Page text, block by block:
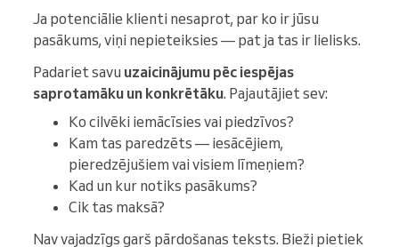
Ja potenciālie klienti nesaprot, par ko ir jūsu
pasākums, viņi nepieteiksies — pat ja tas ir lielisks.
Padariet savu uzaicinājumu pēc iespējas
saprotamāku un konkrētāku. Pajautājiet sev:
Ko cilvēki iemācīsies vai piedzīvos?
Kam tas paredzēts — iesācējiem,
pieredzējušiem vai visiem līmeņiem?
Kad un kur notiks pasākums?
Cik tas maksā?
Nav vajadzīgs garš pārdošanas teksts. Bieži pietiek